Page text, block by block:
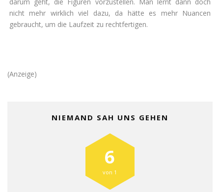
darum geht, die Figuren vorzustellen. Man lernt dann doch
nicht mehr wirklich viel dazu, da hätte es mehr Nuancen
gebraucht, um die Laufzeit zu rechtfertigen.
(Anzeige)
NIEMAND SAH UNS GEHEN
6
von 1